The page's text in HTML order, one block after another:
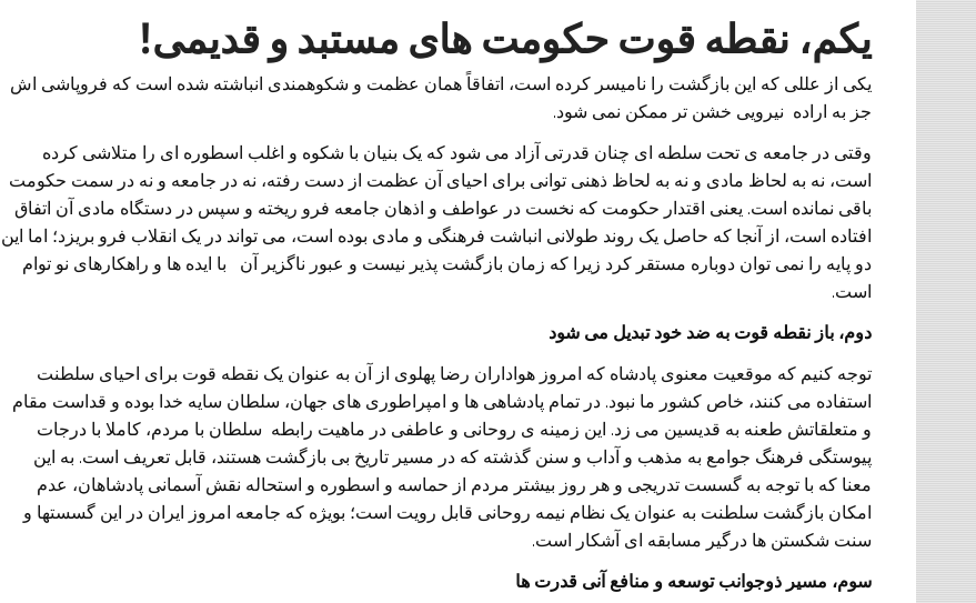
یکم، نقطه قوت حکومت های مستبد و قدیمی!
یکی از عللی که این بازگشت را نامیسر کرده است، اتفاقاً همان عظمت و شکوهمندی انباشته شده است که فروپاشی اش
جز به اراده نیرویی خشن تر ممکن نمی شود.
وقتی در جامعه ی تحت سلطه ای چنان قدرتی آزاد می شود که یک بنیان با شکوه و اغلب اسطوره ای را متلاشی کرده
است، نه به لحاظ مادی و نه به لحاظ ذهنی توانی برای احیای آن عظمت از دست رفته، نه در جامعه و نه در سمت حکومت
باقی نمانده است. یعنی اقتدار حکومت که نخست در عواطف و اذهان جامعه فرو ریخته و سپس در دستگاه مادی آن اتفاق
افتاده است، از آنجا که حاصل یک روند طولانی انباشت فرهنگی و مادی بوده است، می تواند در یک انقلاب فرو بریزد؛ اما این
دو پایه را نمی توان دوباره مستقر کرد زیرا که زمان بازگشت پذیر نیست و عبور ناگزیر آن با ایده ها و راهکارهای نو توام
است.
دوم، باز نقطه قوت به ضد خود تبدیل می شود
توجه کنیم که موقعیت معنوی پادشاه که امروز هواداران رضا پهلوی از آن به عنوان یک نقطه قوت برای احیای سلطنت
استفاده می کنند، خاص کشور ما نبود. در تمام پادشاهی ها و امپراطوری های جهان، سلطان سایه خدا بوده و قداست مقام
و متعلقاتش طعنه به قدیسین می زد. این زمینه ی روحانی و عاطفی در ماهیت رابطه سلطان با مردم، کاملا با درجات
پیوستگی فرهنگ جوامع به مذهب و آداب و سنن گذشته که در مسیر تاریخ بی بازگشت هستند، قابل تعریف است. به این
معنا که با توجه به گسست تدریجی و هر روز بیشتر مردم از حماسه و اسطوره و استحاله نقش آسمانی پادشاهان، عدم
امکان بازگشت سلطنت به عنوان یک نظام نیمه روحانی قابل رویت است؛ بویژه که جامعه امروز ایران در این گسستها و
سنت شکستن ها درگیر مسابقه ای آشکار است.
سوم، مسیر ذوجوانب توسعه و منافع آنی قدرت ها